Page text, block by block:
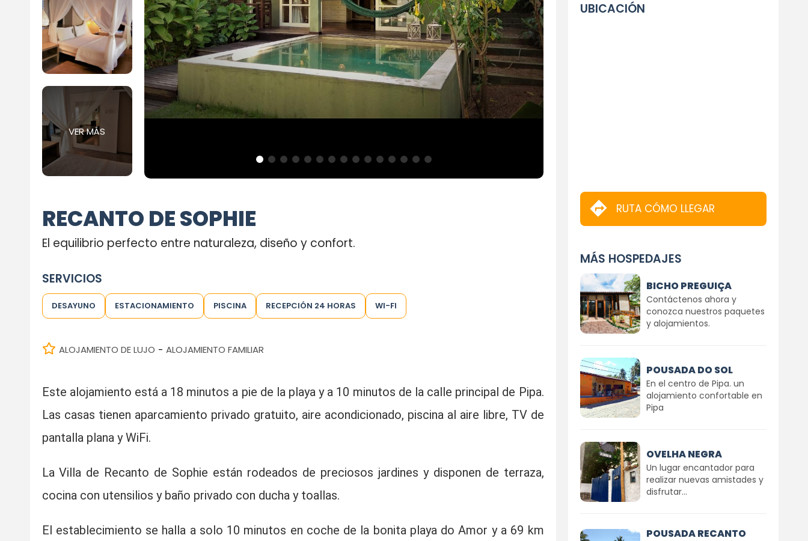
VER MÁS
RECANTO DE SOPHIE
El equilibrio perfecto entre naturaleza, diseño y confort.
SERVICIOS
DESAYUNO ESTACIONAMIENTO PISCINA RECEPCIÓN 24 HORAS WI-FI
ALOJAMIENTO DE LUJO - ALOJAMIENTO FAMILIAR
Este alojamiento está a 18 minutos a pie de la playa y a 10 minutos de la calle principal de Pipa.
Las casas tienen aparcamiento privado gratuito, aire acondicionado, piscina al aire libre, TV de
pantalla plana y WiFi.
La Villa de Recanto de Sophie están rodeados de preciosos jardines y disponen de terraza,
cocina con utensilios y baño privado con ducha y toallas.
El establecimiento se halla a solo 10 minutos en coche de la bonita playa do Amor y a 69 km
UBICACIÓN
RUTA CÓMO LLEGAR
MÁS HOSPEDAJES
BICHO PREGUIÇA
Contáctenos ahora y
conozca nuestros paquetes
y alojamientos.
POUSADA DO SOL
En el centro de Pipa. un
alojamiento confortable en
Pipa
OVELHA NEGRA
Un lugar encantador para
realizar nuevas amistades y
disfrutar...
POUSADA RECANTO